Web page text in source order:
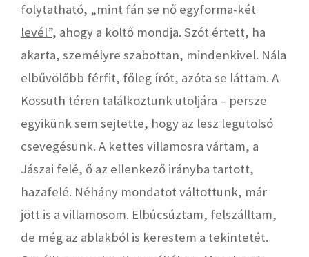
folytatható, „mint fán se nő egyforma-két
levél”, ahogy a költő mondja. Szót értett, ha
akarta, személyre szabottan, mindenkivel. Nála
elbűvölőbb férfit, főleg írót, azóta se láttam. A
Kossuth téren találkoztunk utoljára – persze
egyikünk sem sejtette, hogy az lesz legutolsó
csevegésünk. A kettes villamosra vártam, a
Jászai felé, ő az ellenkező irányba tartott,
hazafelé. Néhány mondatot váltottunk, már
jött is a villamosom. Elbúcsúztam, felszálltam,
de még az ablakból is kerestem a tekintetét.